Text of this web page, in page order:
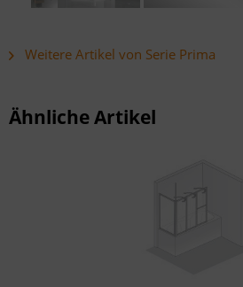
Weitere Artikel von Serie Prima
Ähnliche Artikel